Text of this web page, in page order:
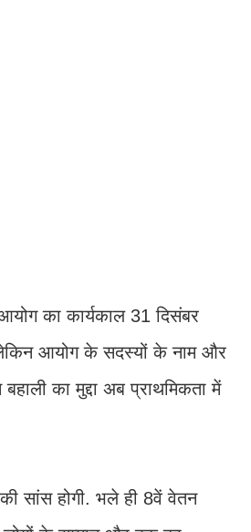
का कार्यकाल 31 दिसंबर
लेकिन आयोग के सदस्यों के नाम और
का मुद्दा अब प्राथमिकता में
सांस होगी. भले ही 8वें वेतन